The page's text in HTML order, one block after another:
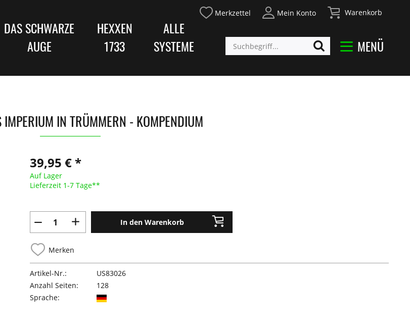
Merkzettel Mein Konto Warenkorb
MENÜ
DAS SCHWARZE
AUGE
HEXXEN
1733
ALLE
SYSTEME
IMPERIUM IN TRÜMMERN - KOMPENDIUM
39,95 € *
Auf Lager
Lieferzeit 1-7 Tage**
In den Warenkorb
Merken
Artikel-Nr.:
US83026
Anzahl Seiten:
128
Sprache: